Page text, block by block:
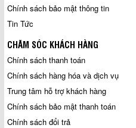
Chính sách bảo mật thông tin
Tin Tức
CHĂM SÓC KHÁCH HÀNG
Chính sách thanh toán
Chính sách hàng hóa và dịch vụ
Trung tâm hỗ trợ khách hàng
Chính sách bảo mật thanh toán
Chính sách đổi trả